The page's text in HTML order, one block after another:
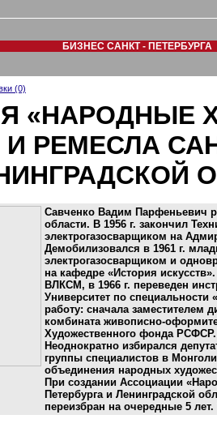
БИЗНЕС САНКТ - ПЕТЕРБУРГА
(0)
«НАРОДНЫЕ
РЕМЕСЛА
Савченко Вадим Парфеньевич
области. В 1956 г. закончил
электрогазосварщиком на
Демобилизовался в 1961 г.
электрогазосварщиком и
на кафедре «История
ВЛКСМ, в 1966 г. переведен
Университет по специальности
работу: сначала заместителем
комбината живописно-
Художественного фонда
Неоднократно избирался
группы специалистов в
объединения народных
При создании Ассоциации
Петербурга и Ленинградской
переизбран на очередные 5